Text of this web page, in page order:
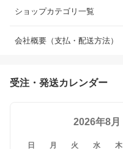
ショップカテゴリ一覧
会社概要（支払・配送方法）
受注・発送カレンダー
2026年8月
日 月 火 水 木